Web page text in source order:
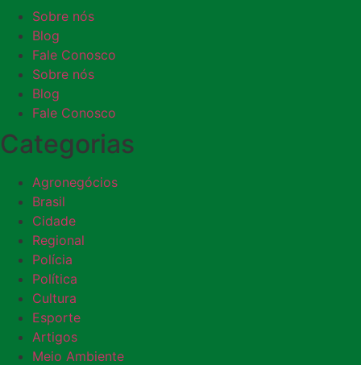
Sobre nós
Blog
Fale Conosco
Sobre nós
Blog
Fale Conosco
Categorias
Agronegócios
Brasil
Cidade
Regional
Polícia
Política
Cultura
Esporte
Artigos
Meio Ambiente